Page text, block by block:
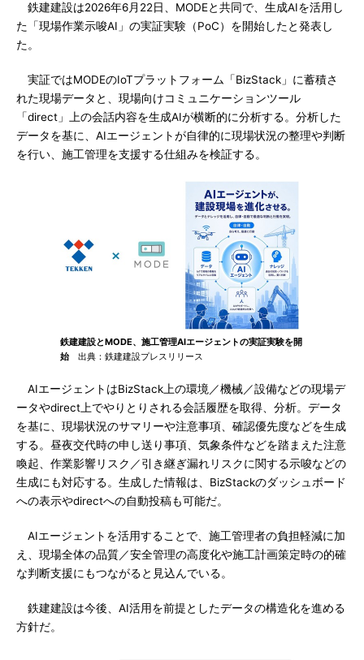
鉄建建設は2026年6月22日、MODEと共同で、生成AIを活用し
た「現場作業示唆AI」の実証実験（PoC）を開始したと発表し
た。
実証ではMODEのIoTプラットフォーム「BizStack」に蓄積さ
れた現場データと、現場向けコミュニケーションツール
「direct」上の会話内容を生成AIが横断的に分析する。分析した
データを基に、AIエージェントが自律的に現場状況の整理や判断
を行い、施工管理を支援する仕組みを検証する。
鉄建建設とMODE、施工管理AIエージェントの実証実験を開
始 出典：鉄建建設プレスリリース
AIエージェントはBizStack上の環境／機械／設備などの現場デ
ータやdirect上でやりとりされる会話履歴を取得、分析。データ
を基に、現場状況のサマリーや注意事項、確認優先度などを生成
する。昼夜交代時の申し送り事項、気象条件などを踏まえた注意
喚起、作業影響リスク／引き継ぎ漏れリスクに関する示唆などの
生成にも対応する。生成した情報は、BizStackのダッシュボード
への表示やdirectへの自動投稿も可能だ。
AIエージェントを活用することで、施工管理者の負担軽減に加
え、現場全体の品質／安全管理の高度化や施工計画策定時の的確
な判断支援にもつながると見込んでいる。
鉄建建設は今後、AI活用を前提としたデータの構造化を進める
方針だ。